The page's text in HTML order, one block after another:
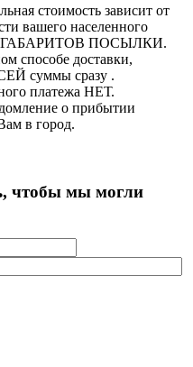
стоимость зависит от
вашего населенного
ГАБАРИТОВ ПОСЫЛКИ.
способе доставки,
суммы сразу .
платежа НЕТ.
о прибытии
в город.
чтобы мы могли